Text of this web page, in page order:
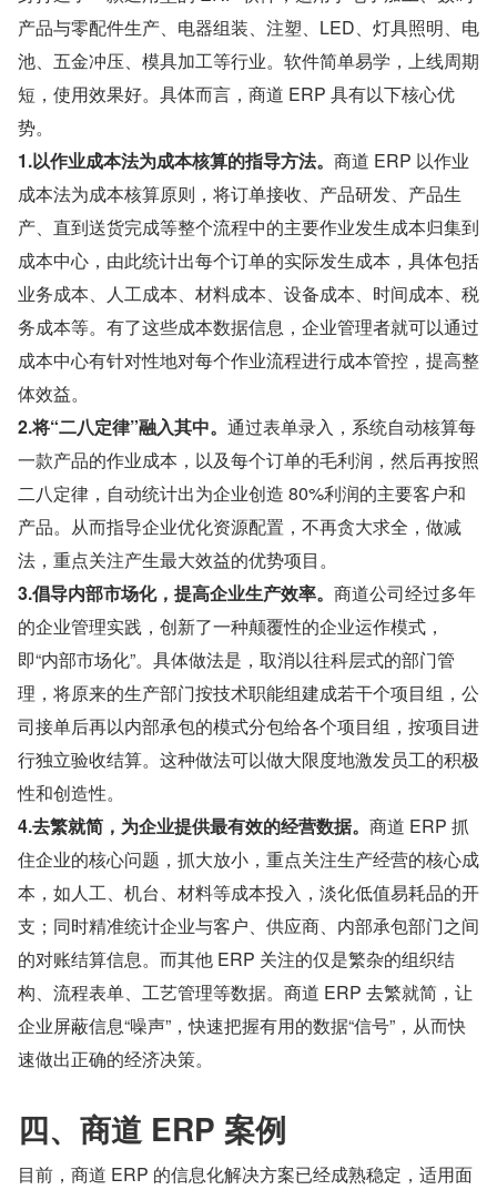
产品与零配件生产、电器组装、注塑、LED、灯具照明、电
池、五金冲压、模具加工等行业。软件简单易学，上线周期
短，使用效果好。具体而言，商道 ERP 具有以下核心优
势。
1.以作业成本法为成本核算的指导方法。 商道 ERP 以作业
成本法为成本核算原则，将订单接收、产品研发、产品生
产、直到送货完成等整个流程中的主要作业发生成本归集到
成本中心，由此统计出每个订单的实际发生成本，具体包括
业务成本、人工成本、材料成本、设备成本、时间成本、税
务成本等。有了这些成本数据信息，企业管理者就可以通过
成本中心有针对性地对每个作业流程进行成本管控，提高整
体效益。
2.将“二八定律”融入其中。 通过表单录入，系统自动核算每
一款产品的作业成本，以及每个订单的毛利润，然后再按照
二八定律，自动统计出为企业创造 80%利润的主要客户和
产品。从而指导企业优化资源配置，不再贪大求全，做减
法，重点关注产生最大效益的优势项目。
3.倡导内部市场化，提高企业生产效率。 商道公司经过多年
的企业管理实践，创新了一种颠覆性的企业运作模式，
即“内部市场化”。具体做法是，取消以往科层式的部门管
理，将原来的生产部门按技术职能组建成若干个项目组，公
司接单后再以内部承包的模式分包给各个项目组，按项目进
行独立验收结算。这种做法可以做大限度地激发员工的积极
性和创造性。
4.去繁就简，为企业提供最有效的经营数据。 商道 ERP 抓
住企业的核心问题，抓大放小，重点关注生产经营的核心成
本，如人工、机台、材料等成本投入，淡化低值易耗品的开
支；同时精准统计企业与客户、供应商、内部承包部门之间
的对账结算信息。而其他 ERP 关注的仅是繁杂的组织结
构、流程表单、工艺管理等数据。商道 ERP 去繁就简，让
企业屏蔽信息“噪声”，快速把握有用的数据“信号”，从而快
速做出正确的经济决策。
四、商道 ERP 案例
目前，商道 ERP 的信息化解决方案已经成熟稳定，适用面